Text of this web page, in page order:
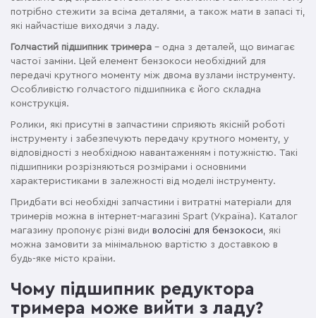
потрібно стежити за всіма деталями, а також мати в запасі ті,
які найчастіше виходячи з ладу.
Голчастий підшипник тримера – одна з деталей, що вимагає
частої заміни. Цей елемент бензокоси необхідний для
передачі крутного моменту між двома вузлами інструменту.
Особливістю голчастого підшипника є його складна
конструкція.
Ролики, які присутні в запчастини сприяють якісній роботі
інструменту і забезпечують передачу крутного моменту, у
відповідності з необхідною навантаженням і потужністю. Такі
підшипники розрізняються розмірами і основними
характеристиками в залежності від моделі інструменту.
Придбати всі необхідні запчастини і витратні матеріали для
тримерів можна в інтернет-магазині Spart (Україна). Каталог
магазину пропонує різні види волосіні для бензокоси , які
можна замовити за мінімальною вартістю з доставкою в
будь-яке місто країни.
Чому підшипник редуктора
тримера може вийти з ладу?